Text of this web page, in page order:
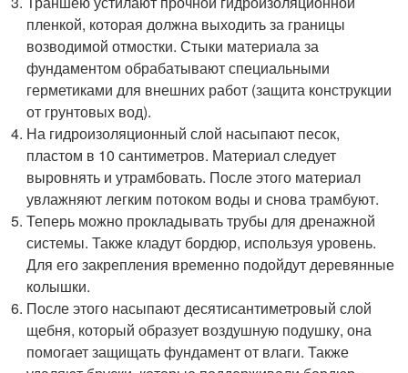
пленкой, которая должна выходить за границы
возводимой отмостки. Стыки материала за
фундаментом обрабатывают специальными
герметиками для внешних работ (защита конструкции
от грунтовых вод).
На гидроизоляционный слой насыпают песок,
пластом в 10 сантиметров. Материал следует
выровнять и утрамбовать. После этого материал
увлажняют легким потоком воды и снова трамбуют.
Теперь можно прокладывать трубы для дренажной
системы. Также кладут бордюр, используя уровень.
Для его закрепления временно подойдут деревянные
колышки.
После этого насыпают десятисантиметровый слой
щебня, который образует воздушную подушку, она
помогает защищать фундамент от влаги. Также